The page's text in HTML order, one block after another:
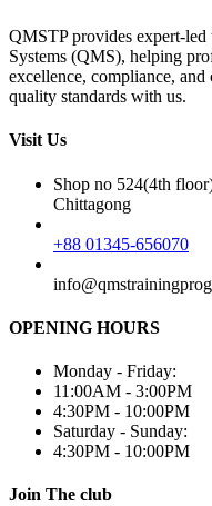
QMSTP provides expert-
Systems (QMS), helping
excellence, compliance,
quality standards with us.
Visit Us
Shop no 524(4th
Chittagong
+88 01345-656070
OPENING HOURS
Monday - Friday:
11:00AM - 3:00PM
4:30PM - 10:00PM
Saturday - Sunday:
4:30PM - 10:00PM
Join The club